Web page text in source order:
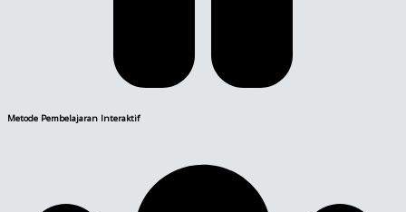
Metode Pembelajaran Interaktif